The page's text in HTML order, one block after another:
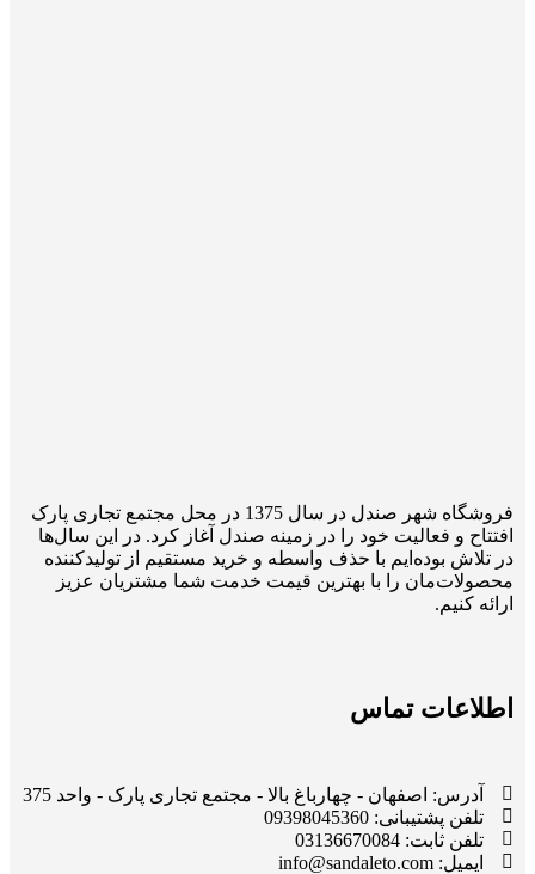
فروشگاه شهر صندل در سال 1375 در محل مجتمع تجاری پارک
افتتاح و فعالیت خود را در زمینه صندل آغاز کرد. در این سال‌ها
در تلاش بوده‌ایم با حذف واسطه و خرید مستقیم از تولیدکننده
محصولات‌مان را با بهترین قیمت خدمت شما مشتریان عزیز
ارائه کنیم.
اطلاعات تماس
آدرس: اصفهان - چهارباغ بالا - مجتمع تجاری پارک - واحد 375
تلفن پشتیبانی: 09398045360
تلفن ثابت: 03136670084
ایمیل: info@sandaleto.com